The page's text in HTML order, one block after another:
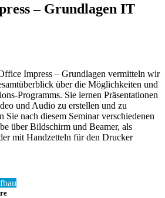
– Grundlagen IT
Impress – Grundlagen vermitteln wir
über die Möglichkeiten und
Programms. Sie lernen Präsentationen
und Audio zu erstellen und zu
Sie nach diesem Seminar verschiedenen
über Bildschirm und Beamer, als
mit Handzetteln für den Drucker